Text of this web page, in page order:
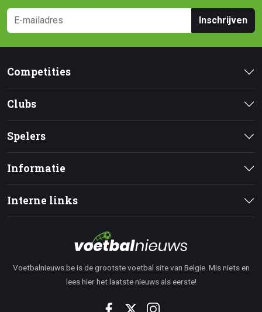
Inschrijven
Competities
Clubs
Spelers
Informatie
Interne links
Voetbalnieuws.be is de grootste voetbal site van Belgie. Mis niets en
lees hier het laatste nieuws als eerste!